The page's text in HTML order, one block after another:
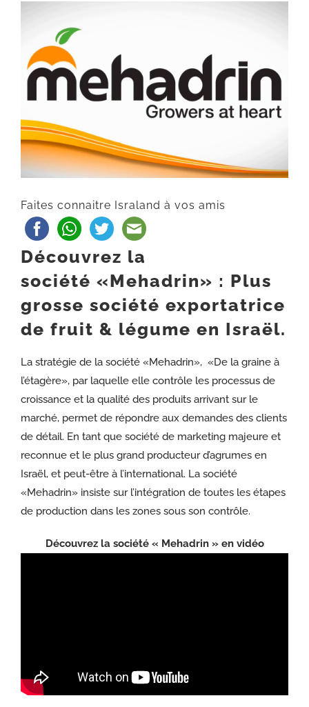
agrandie
Faites connaitre Israland à vos amis
Découvrez la
société «Mehadrin» : Plus
grosse société exportatrice
de fruit & légume en Israël.
La stratégie de la société «Mehadrin», «De la graine à
l’étagère», par laquelle elle contrôle les processus de
croissance et la qualité des produits arrivant sur le
marché, permet de répondre aux demandes des clients
de détail. En tant que société de marketing majeure et
reconnue et le plus grand producteur d’agrumes en
Israël, et peut-être à l’international. La société
«Mehadrin» insiste sur l’intégration de toutes les étapes
de production dans les zones sous son contrôle.
Découvrez la société « Mehadrin » en vidéo